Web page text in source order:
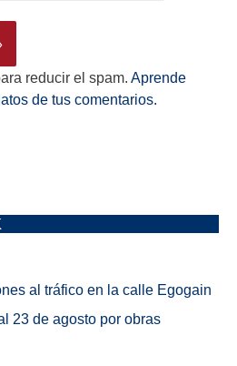
reducir el spam. Aprende
de tus comentarios.
al tráfico en la calle Egogain
23 de agosto por obras